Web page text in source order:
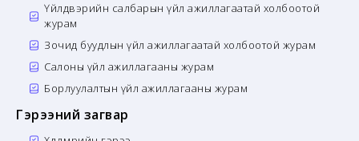
Үйлдвэрийн салбарын үйл ажиллагаатай холбоотой
журам
Зочид буудлын үйл ажиллагаатай холбоотой журам
Салоны үйл ажиллагааны журам
Борлуулалтын үйл ажиллагааны журам
Гэрээний загвар